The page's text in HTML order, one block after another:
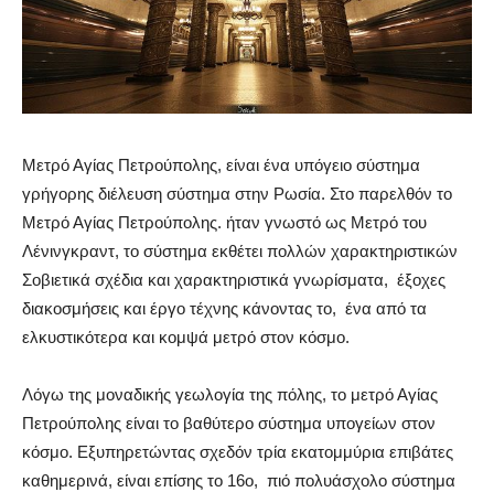
Μετρό Αγίας Πετρούπολης, είναι ένα υπόγειο σύστημα
γρήγορης διέλευση σύστημα στην Ρωσία. Στο παρελθόν το
Μετρό Αγίας Πετρούπολης. ήταν γνωστό ως Μετρό του
Λένινγκραντ, το σύστημα εκθέτει πολλών χαρακτηριστικών
Σοβιετικά σχέδια και χαρακτηριστικά γνωρίσματα, έξοχες
διακοσμήσεις και έργο τέχνης κάνοντας το, ένα από τα
ελκυστικότερα και κομψά μετρό στον κόσμο.
Λόγω της μοναδικής γεωλογία της πόλης, το μετρό Αγίας
Πετρούπολης είναι το βαθύτερο σύστημα υπογείων στον
κόσμο. Εξυπηρετώντας σχεδόν τρία εκατομμύρια επιβάτες
καθημερινά, είναι επίσης το 16ο, πιό πολυάσχολο σύστημα